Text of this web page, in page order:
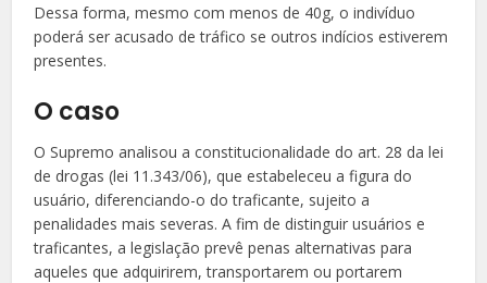
Dessa forma, mesmo com menos de 40g, o indivíduo
poderá ser acusado de tráfico se outros indícios estiverem
presentes.
O caso
O Supremo analisou a constitucionalidade do art. 28 da lei
de drogas (lei 11.343/06), que estabeleceu a figura do
usuário, diferenciando-o do traficante, sujeito a
penalidades mais severas. A fim de distinguir usuários e
traficantes, a legislação prevê penas alternativas para
aqueles que adquirirem, transportarem ou portarem